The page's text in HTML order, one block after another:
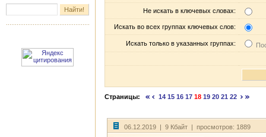
Не искать в ключевых словах:
Искать во всех группах ключевых слов:
Искать только в указанных группах:
Страницы: 14 15 16 17 18 19 20 21 22
06.12.2019 | 9 Кбайт | просмотров: 1889